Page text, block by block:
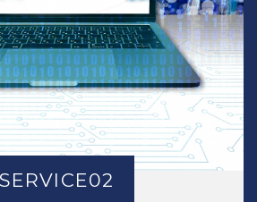
SERVICE02